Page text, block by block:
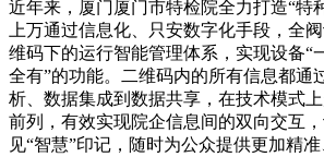
近年来，厦门厦门市特检院全力打造“特
上万通过信息化、只安数字化手段，全
维码下的运行智能管理体系，实现设备“
全有”的功能。二维码内的所有信息都通
析、数据集成到数据共享，在技术模式
前列，有效实现院企信息间的双向交互
见“智慧”印记，随时为公众提供更加精